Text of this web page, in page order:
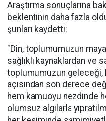
Araştırma sonuçlarına
beklentinin daha fazla
şunları kaydetti:
"Din, toplumumuzun
sağlıklı kaynaklardan ve
toplumumuzun geleceği,
açısından son derece
hem kamuoyu nezdinde
olumsuz algılarla